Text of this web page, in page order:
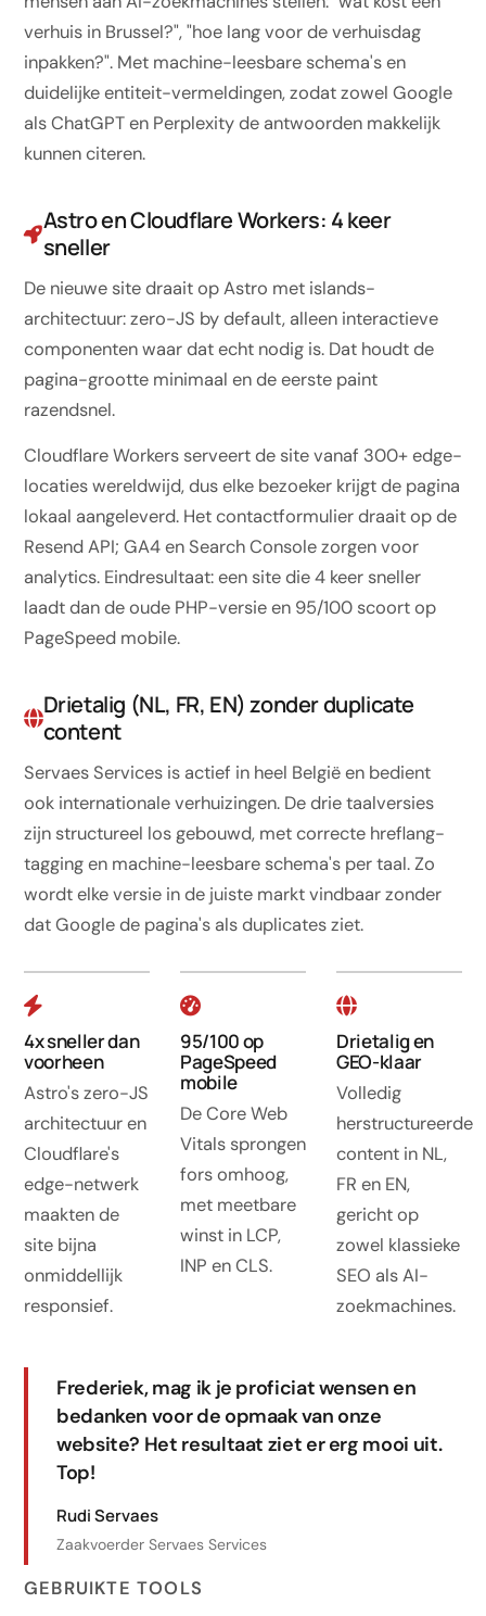
verhuis in Brussel?", "hoe lang voor de verhuisdag
inpakken?". Met machine-leesbare schema's en
duidelijke entiteit-vermeldingen, zodat zowel Google
als ChatGPT en Perplexity de antwoorden makkelijk
kunnen citeren.
Astro en Cloudflare Workers: 4 keer
sneller
De nieuwe site draait op Astro met islands-
architectuur: zero-JS by default, alleen interactieve
componenten waar dat echt nodig is. Dat houdt de
pagina-grootte minimaal en de eerste paint
razendsnel.
Cloudflare Workers serveert de site vanaf 300+ edge-
locaties wereldwijd, dus elke bezoeker krijgt de pagina
lokaal aangeleverd. Het contactformulier draait op de
Resend API; GA4 en Search Console zorgen voor
analytics. Eindresultaat: een site die 4 keer sneller
laadt dan de oude PHP-versie en 95/100 scoort op
PageSpeed mobile.
Drietalig (NL, FR, EN) zonder duplicate
content
Servaes Services is actief in heel België en bedient
ook internationale verhuizingen. De drie taalversies
zijn structureel los gebouwd, met correcte hreflang-
tagging en machine-leesbare schema's per taal. Zo
wordt elke versie in de juiste markt vindbaar zonder
dat Google de pagina's als duplicates ziet.
4x sneller dan
voorheen
Astro's zero-JS
architectuur en
Cloudflare's
edge-netwerk
maakten de
site bijna
onmiddellijk
responsief.
95/100 op
PageSpeed
mobile
De Core Web
Vitals sprongen
fors omhoog,
met meetbare
winst in LCP,
INP en CLS.
Drietalig en
GEO-klaar
Volledig
herstructureerde
content in NL,
FR en EN,
gericht op
zowel klassieke
SEO als AI-
zoekmachines.
Frederiek, mag ik je proficiat wensen en
bedanken voor de opmaak van onze
website? Het resultaat ziet er erg mooi uit.
Top!
Rudi Servaes
Zaakvoerder Servaes Services
GEBRUIKTE TOOLS